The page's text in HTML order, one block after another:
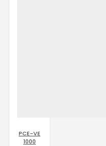
PCE-VE
1000